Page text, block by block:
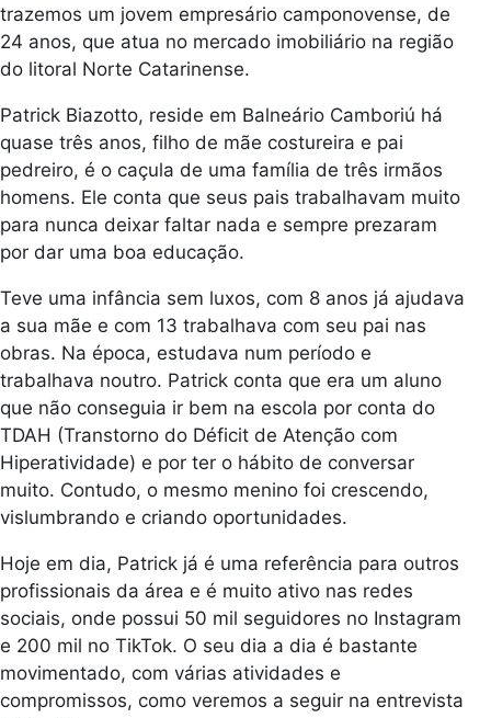
trazemos um jovem empresário camponovense, de
24 anos, que atua no mercado imobiliário na região
do litoral Norte Catarinense.
Patrick Biazotto, reside em Balneário Camboriú há
quase três anos, filho de mãe costureira e pai
pedreiro, é o caçula de uma família de três irmãos
homens. Ele conta que seus pais trabalhavam muito
para nunca deixar faltar nada e sempre prezaram
por dar uma boa educação.
Teve uma infância sem luxos, com 8 anos já ajudava
a sua mãe e com 13 trabalhava com seu pai nas
obras. Na época, estudava num período e
trabalhava noutro. Patrick conta que era um aluno
que não conseguia ir bem na escola por conta do
TDAH (Transtorno do Déficit de Atenção com
Hiperatividade) e por ter o hábito de conversar
muito. Contudo, o mesmo menino foi crescendo,
vislumbrando e criando oportunidades.
Hoje em dia, Patrick já é uma referência para outros
profissionais da área e é muito ativo nas redes
sociais, onde possui 50 mil seguidores no Instagram
e 200 mil no TikTok. O seu dia a dia é bastante
movimentado, com várias atividades e
compromissos, como veremos a seguir na entrevista